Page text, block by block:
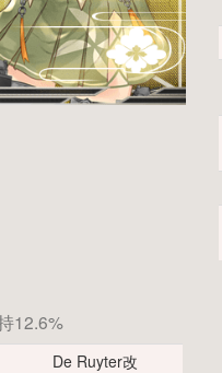
12.6%
De Ruyter改